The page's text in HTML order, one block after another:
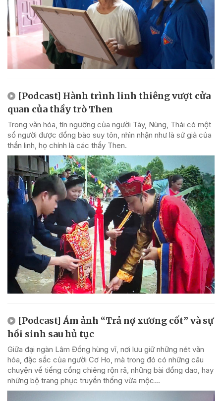
[Podcast] Hành trình linh thiêng vượt cửa
quan của thầy trò Then
Trong văn hóa, tín ngưỡng của người Tày, Nùng, Thái có một
số người được đồng bào suy tôn, nhìn nhận như là sứ giả của
thần linh, họ chính là các thầy Then.
[Podcast] Ám ảnh “Trả nợ xương cốt” và sự
hồi sinh sau hủ tục
Giữa đại ngàn Lâm Đồng hùng vĩ, nơi lưu giữ những nét văn
hóa, đặc sắc của người Cơ Ho, mà trong đó có những câu
chuyện về tiếng cồng chiêng rộn rã, những bài đồng dao, hay
những bộ trang phục truyền thống vừa mộc...